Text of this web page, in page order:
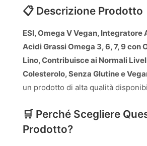
📋 Descrizione Prodotto
ESI, Omega V Vegan, Integratore
Acidi Grassi Omega 3, 6, 7, 9 con
Lino, Contribuisce ai Normali
Colesterolo, Senza Glutine e
un prodotto di alta qualità
🛒 Perché Scegliere
Prodotto?